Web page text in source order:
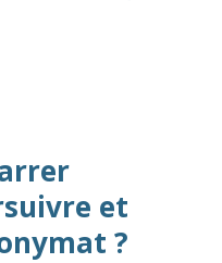
et
?